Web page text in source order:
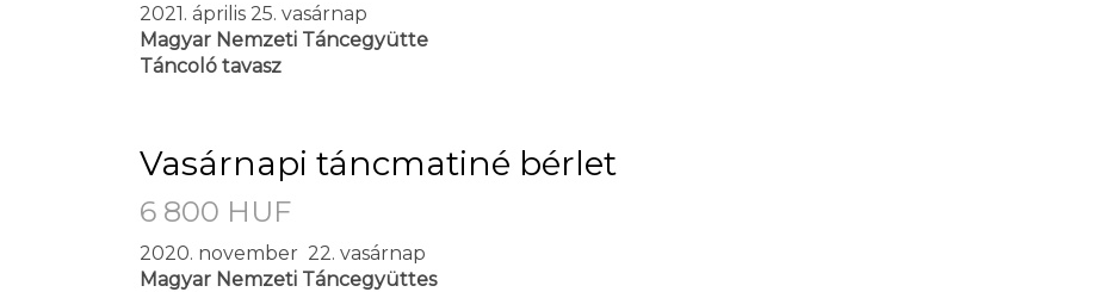
2021. április 25. vasárnap
Magyar Nemzeti Táncegyütte
Táncoló tavasz
Vasárnapi táncmatiné bérlet
6 800 HUF
2020. november 22. vasárnap
Magyar Nemzeti Táncegyüttes